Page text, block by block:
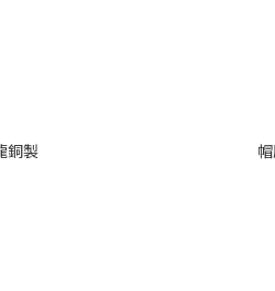
銅製